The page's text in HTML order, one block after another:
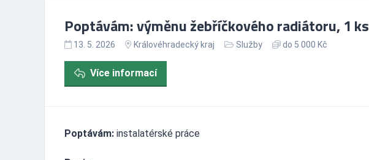
Poptávám: výměnu žebříčkového radiátoru, 1 ks
13. 5. 2026 Královéhradecký kraj Služby do 5 000 Kč
Více informací
Poptávám: instalatérské práce